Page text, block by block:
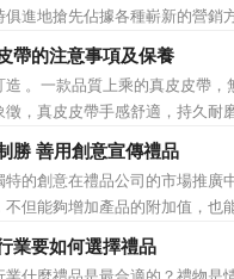
、社...
俱進地搶先佔據各種嶄新的營銷
軀殼，卻沒有掌握營銷的靈魂。
是將品牌鋪設到消費者眼前，而
消費者的心理距離的拉近，
要做好持...
帶的注意事項及保養
造 。一款品質上乘的真皮皮帶，
徵，真皮皮帶手感舒適，持久耐
你還在髮愁老爸生日禮物送什麼
非常不錯的選擇。但是真皮皮帶
色，出現裂痕和破損的痕跡，今
帶的注意事項...
勝 善用創意宣傳禮品
特的創意在禮品公司的市場推廣
不但能夠增加產品的附加值，也
的促進作用。禮品公司如果能夠
傳禮品來提升宣傳技巧，在終端
業要如何選擇禮品